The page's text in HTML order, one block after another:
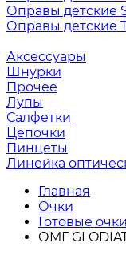
Оправы детские
Оправы детские
Аксессуары
Шнурки
Прочее
Лупы
Салфетки
Цепочки
Пинцеты
Линейка
Главная
Очки
Готовые очки
ОМГ